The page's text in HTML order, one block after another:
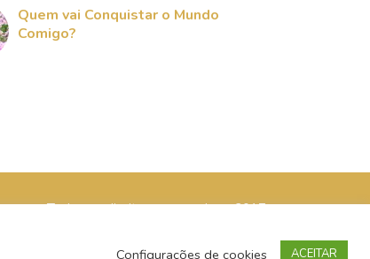
Quem vai Conquistar o Mundo
Comigo?
Todos os direitos reservados - 2017
Configurações de cookies ACEITAR